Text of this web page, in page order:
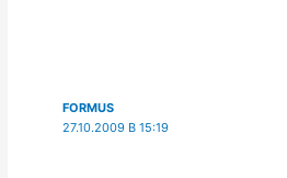
FORMUS
27.10.2009 В 15:19